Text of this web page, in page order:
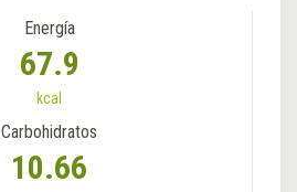
Energía
67.9
kcal
Carbohidratos
10.66